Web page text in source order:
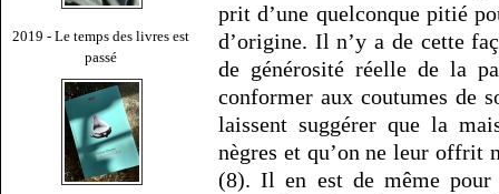
2019 - Le temps des livres est
passé
prit d’une quelconque pitié
d’origine. Il n’y a de cette
de générosité réelle de la
conformer aux coutumes de
laissent suggérer que la
nègres et qu’on ne leur offrit
(8). Il en est de même